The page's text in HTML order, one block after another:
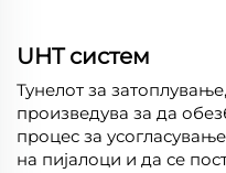
UHT систем
Тунелот за
произведува за да
процес за
на пијалоци и да се